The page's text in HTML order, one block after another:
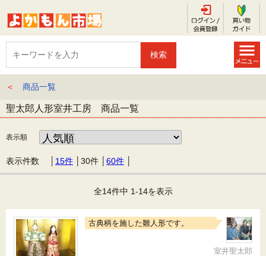
＜ 商品一覧
聖太郎人形室井工房 商品一覧
表示順
表示件数 │ 15件 30件 60件
全14件中 1-14を表示
古典柄を施した雛人形です。
室井聖太郎